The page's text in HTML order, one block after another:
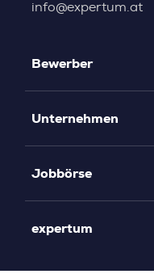
info@expertum.at
Bewerber
Unternehmen
Jobbörse
expertum